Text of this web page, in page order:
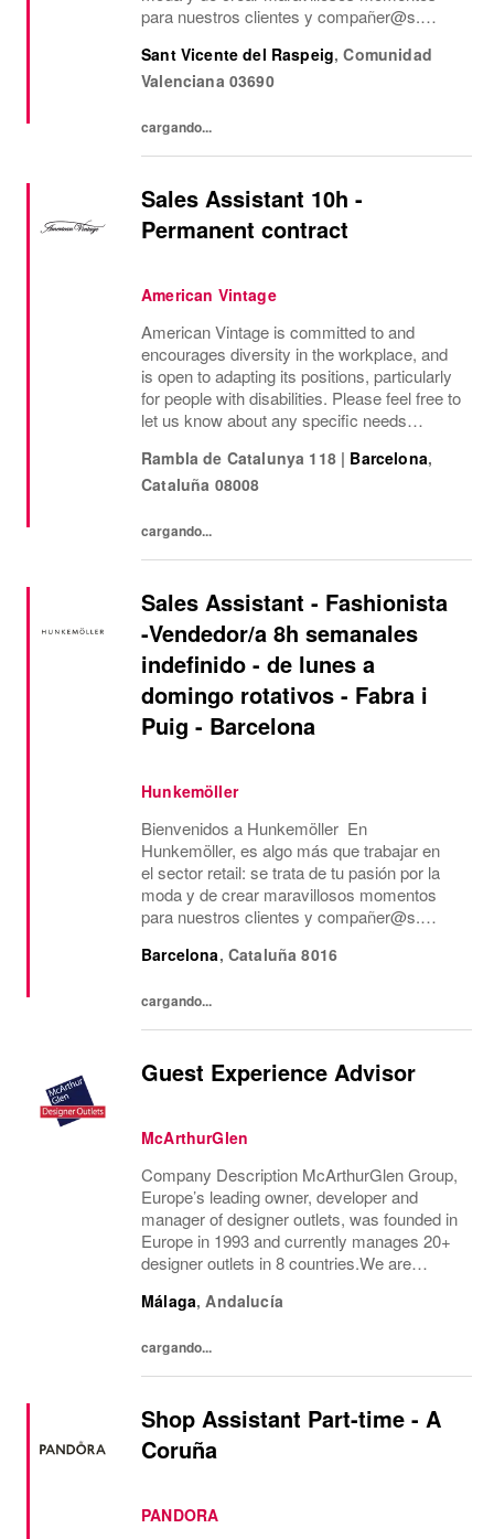
para nuestros clientes y compañer@s.
inspirador en el que todos se sienten
bienvenidos y se comparten...
Sant Vicente del Raspeig,Comunidad
Valenciana 03690
cargando...
Sales Assistant 10h -
Permanent contract
American Vintage
American Vintage is committed to and
encourages diversity in the workplace, and
is open to adapting its positions, particularly
for people with disabilities. Please feel free to
let us know about any specific needs
can provide the most suitable...
Rambla de Catalunya 118 | Barcelona,
Cataluña 08008
cargando...
Sales Assistant - Fashionista
-Vendedor/a 8h semanales
indefinido - de lunes a
domingo rotativos - Fabra i
Puig - Barcelona
Hunkemöller
Bienvenidos a Hunkemöller En
Hunkemöller, es algo más que trabajar en
el sector retail: se trata de tu pasión por la
moda y de crear maravillosos momentos
para nuestros clientes y compañer@s.
inspirador en el que todos se sienten
Barcelona, Cataluña 8016
cargando...
Guest Experience Advisor
McArthurGlen
Company Description McArthurGlen Group,
Europe’s leading owner, developer and
manager of designer outlets, was founded in
Europe in 1993 and currently manages 20+
designer outlets in 8 countries.We are
Guest Experience Advisor position, working
Málaga,Andalucía
cargando...
Shop Assistant Part-time - A
Coruña
PANDORA